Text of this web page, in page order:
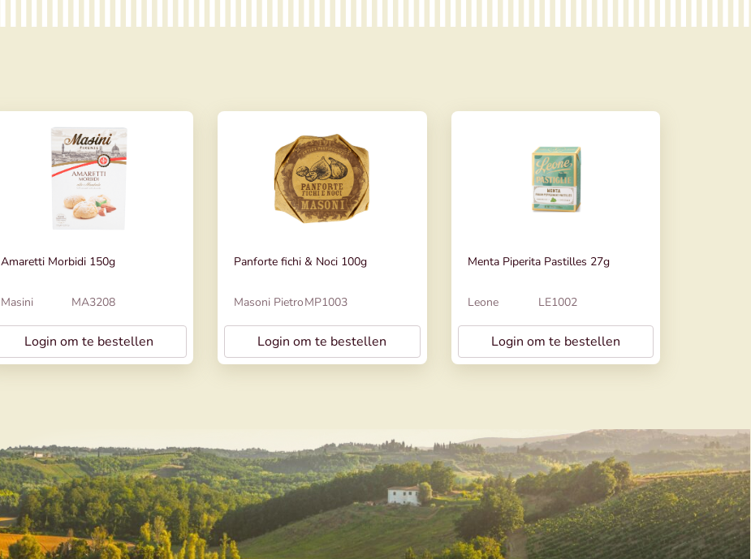
Amaretti Morbidi 150g
Masini MA3208
Login om te bestellen
Panforte fichi & Noci 100g
Masoni PietroMP1003
Login om te bestellen
Menta Piperita Pastilles 27g
Leone LE1002
Login om te bestellen